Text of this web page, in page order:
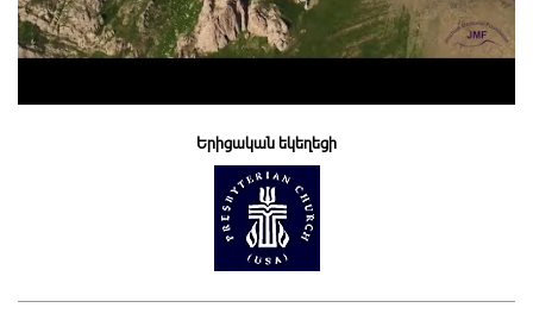
Երիցական եկեղեցի